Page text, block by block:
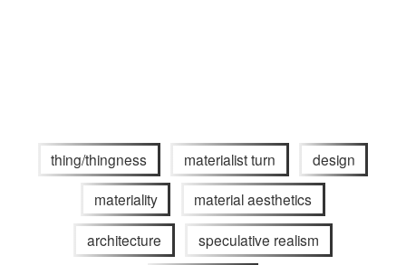
thing/thingness materialist turn design
materiality material aesthetics
architecture speculative realism